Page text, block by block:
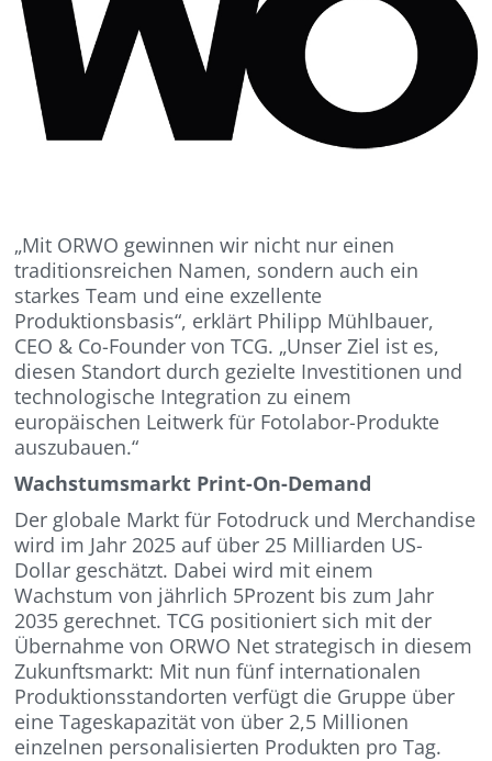
„Mit ORWO gewinnen wir nicht nur einen
traditionsreichen Namen, sondern auch ein
starkes Team und eine exzellente
Produktionsbasis“, erklärt Philipp Mühlbauer,
CEO & Co-Founder von TCG. „Unser Ziel ist es,
diesen Standort durch gezielte Investitionen und
technologische Integration zu einem
europäischen Leitwerk für Fotolabor-Produkte
auszubauen.“
Wachstumsmarkt Print-On-Demand
Der globale Markt für Fotodruck und Merchandise
wird im Jahr 2025 auf über 25 Milliarden US-
Dollar geschätzt. Dabei wird mit einem
Wachstum von jährlich 5Prozent bis zum Jahr
2035 gerechnet. TCG positioniert sich mit der
Übernahme von ORWO Net strategisch in diesem
Zukunftsmarkt: Mit nun fünf internationalen
Produktionsstandorten verfügt die Gruppe über
eine Tageskapazität von über 2,5 Millionen
einzelnen personalisierten Produkten pro Tag.